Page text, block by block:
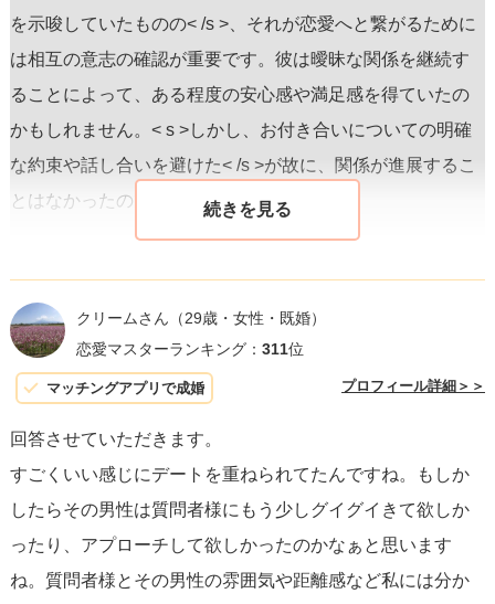
を示唆していたものの< /s >、それが恋愛へと繋がるために
は相互の意志の確認が重要です。彼は曖昧な関係を継続す
ることによって、ある程度の安心感や満足感を得ていたの
かもしれません。< s >しかし、お付き合いについての明確
な約束や話し合いを避けた< /s >が故に、関係が進展するこ
とはなかったのでしょう。
きません。彼は単に親しい関係を楽しむこと自体に満足し
ており、それ以上に進むことに< s >責任や縛りを感じてた
めらっていた< /s >のかもしれません。
最重要なのは、あなたがその関係において< s >もっと明確
さや約束がほしかった< /s >ということです。あなたはその
男性との関係で曖昧さに違和感や不安を覚え、それがお別
れにつながったということから、次に進むためには< s >意
思や期待を相手に明確に伝える< /s >ことが大切です。そう
クリームさん （29歳・女性・既婚）
恋愛マスターランキング： 311位
マッチングアプリで成婚 プロフィール詳細＞＞
回答させていただきます。
すごくいい感じにデートを重ねられてたんですね。もしか
したらその男性は質問者様にもう少しグイグイきて欲しか
ったり、アプローチして欲しかったのかなぁと思います
ね。質問者様とその男性の雰囲気や距離感など私には分か